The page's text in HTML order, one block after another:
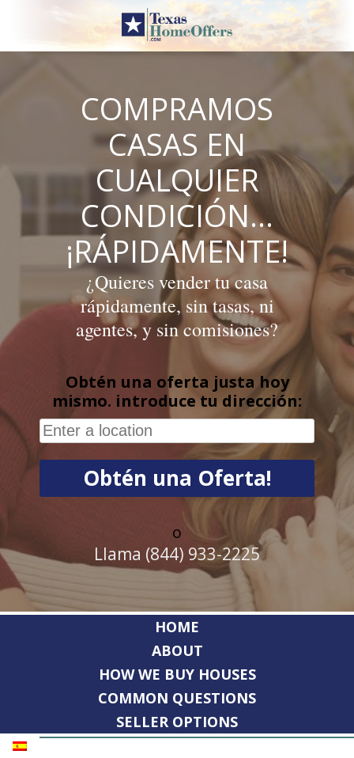
content
COMPRAMOS
CASAS EN
CUALQUIER
CONDICIÓN…
¡RÁPIDAMENTE!
¿Quieres vender tu casa
rápidamente, sin tasas, ni
agentes, y sin comisiones?
Obtén una oferta justa hoy
mismo. introduce tu dirección:
o
Llama (844) 933-2225
HOME
ABOUT
HOW WE BUY HOUSES
COMMON QUESTIONS
SELLER OPTIONS